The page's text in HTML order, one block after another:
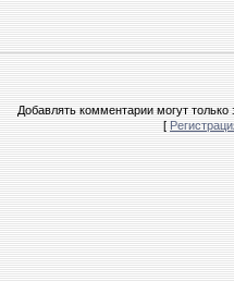
Добавлять комментарии могут только
[